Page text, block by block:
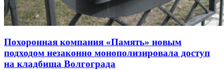
Похоронная компания «Память» новым
подходом незаконно монополизировала доступ
на кладбища Волгограда